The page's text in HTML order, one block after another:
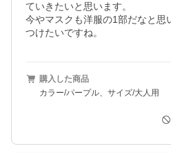
ていきたいと思います。
今やマスクも洋服の1部だなと思
つけたいですね。
購入した商品
カラー/パープル、サイズ/大人用